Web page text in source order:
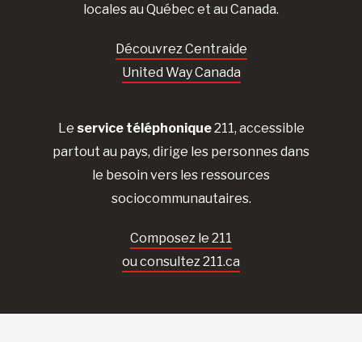
locales au Québec et au Canada.
Découvrez Centraide
United Way Canada
Le service téléphonique211, accessible
partout au pays, dirige les personnes dans
le besoin vers les ressources
sociocommunautaires.
Composez le 211
ou consultez 211.ca